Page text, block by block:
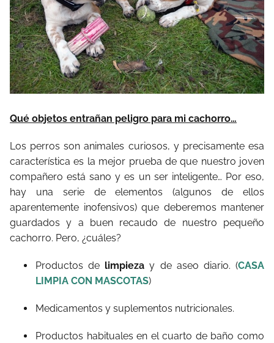
Qué objetos entrañan peligro para mi cachorro…
Los perros son animales curiosos, y precisamente esa
característica es la mejor prueba de que nuestro joven
compañero está sano y es un ser inteligente… Por eso,
hay una serie de elementos (algunos de ellos
aparentemente inofensivos) que deberemos mantener
guardados y a buen recaudo de nuestro pequeño
cachorro. Pero, ¿cuáles?
Productos de limpieza y de aseo diario. (CASA
LIMPIA CON MASCOTAS)
Medicamentos y suplementos nutricionales.
Productos habituales en el cuarto de baño como